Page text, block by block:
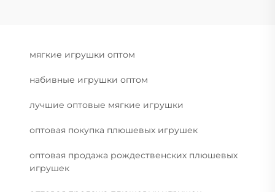
мягкие игрушки оптом
набивные игрушки оптом
лучшие оптовые мягкие игрушки
оптовая покупка плюшевых игрушек
оптовая продажа рождественских плюшевых
игрушек